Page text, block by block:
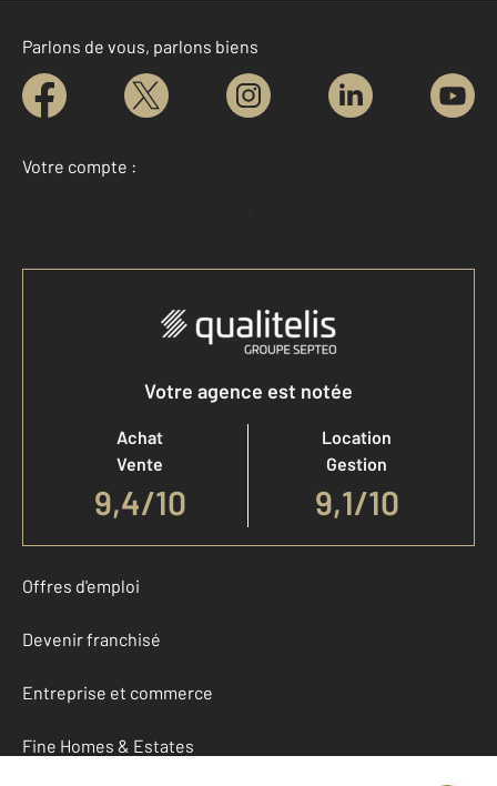
Parlons de vous, parlons biens
Votre compte :
Accéder à mon compte
Votre agence est notée
Achat
Vente
9,4/10
Location
Gestion
9,1/10
Offres d'emploi
Devenir franchisé
Entreprise et commerce
Fine Homes & Estates